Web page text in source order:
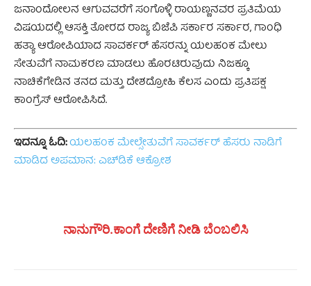
ಜನಾಂದೋಲನ ಆಗುವವರೆಗೆ ಸಂಗೊಳ್ಳಿ ರಾಯಣ್ಣನವರ ಪ್ರತಿಮೆಯ
ವಿಷಯದಲ್ಲಿ ಆಸಕ್ತಿ ತೋರದ ರಾಜ್ಯ ಬಿಜೆಪಿ ಸರ್ಕಾರಸರ್ಕಾರ, ಗಾಂಧಿ
ಹತ್ಯಾ ಆರೋಪಿಯಾದ ಸಾವರ್ಕರ್ ಹೆಸರನ್ನುಯಲಹಂಕಮೇಲು
ಸೇತುವೆಗೆ ನಾಮಕರಣ ಮಾಡಲು ಹೊರಟಿರುವುದು ನಿಜಕ್ಕೂ
ನಾಚಿಕೆಗೇಡಿನ ತನದ ಮತ್ತು ದೇಶದ್ರೋಹಿ ಕೆಲಸ ಎಂದು ಪ್ರತಿಪಕ್ಷ
ಕಾಂಗ್ರೆಸ್ ಆರೋಪಿಸಿದೆ.
ಇದನ್ನೂ ಓದಿ:ಯಲಹಂಕ ಮೇಲ್ಸೇತುವೆಗೆ ಸಾವರ್ಕರ್ ಹೆಸರು ನಾಡಿಗೆ
ಮಾಡಿದ ಅಪಮಾನ: ಎಚ್‌ಡಿಕೆ ಆಕ್ರೋಶ
ನಾನುಗೌರಿ.ಕಾಂಗೆ ದೇಣಿಗೆ ನೀಡಿ ಬೆಂಬಲಿಸಿ